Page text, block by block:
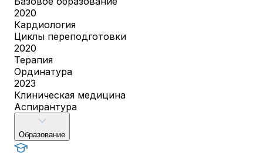
2020
Кардиология
Циклы переподготовки
2020
Терапия
Ординатура
2023
Клиническая медицина
Аспирантура
Образование